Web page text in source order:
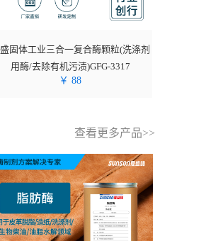
固体工业三合一复合酶颗粒(洗涤剂
用酶/去除有机污渍)GFG-3317
￥ 88
查看更多产品>>